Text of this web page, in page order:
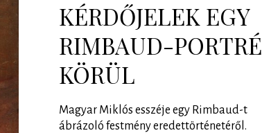
KÉRDŐJELEK EGY
RIMBAUD-PORTRÉ
KÖRÜL
Magyar Miklós esszéje egy Rimbaud-t
ábrázoló festmény eredettörténetéről.